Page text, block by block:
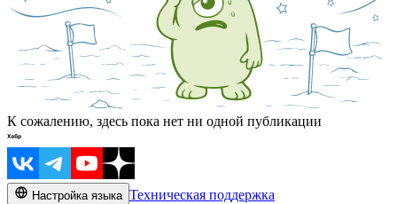
К сожалению, здесь пока нет ни одной публикации
Настройка языка Техническая поддержка